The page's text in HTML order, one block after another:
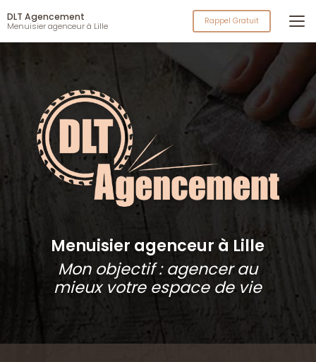
au
contenu
principal
DLT Agencement
Menuisier agenceur à Lille Rappel Gratuit
Menuisier agenceur à Lille
Mon objectif : agencer au
mieux votre espace de vie